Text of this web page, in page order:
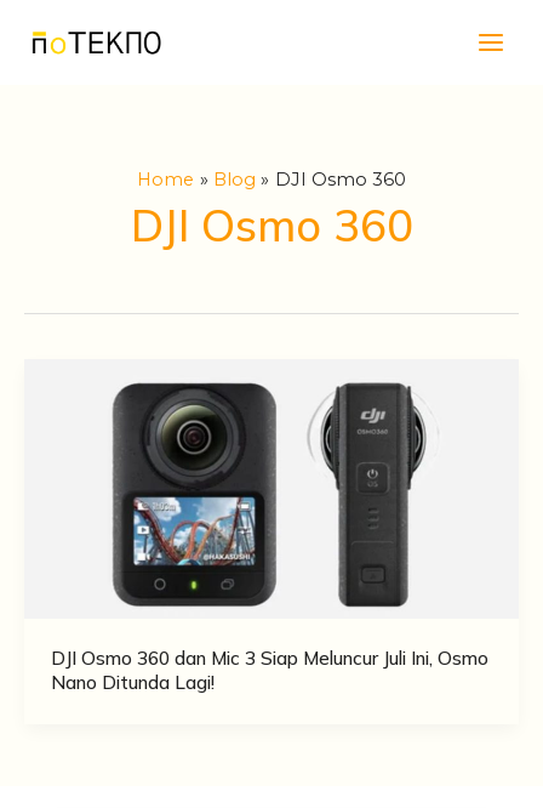
Home Blog DJI Osmo 360
DJI Osmo 360
DJI Osmo 360 dan Mic 3 Siap Meluncur Juli Ini, Osmo
Nano Ditunda Lagi!